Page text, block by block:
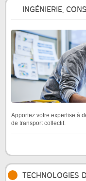
INGÉNIERIE,
Apportez votre expertise à
de transport collectif.
TECHNOLOGIES